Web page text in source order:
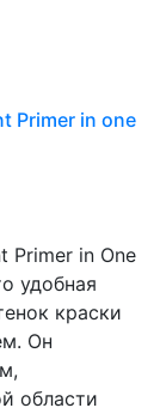
Primer in one
Primer in One
удобная
краски
Он
области